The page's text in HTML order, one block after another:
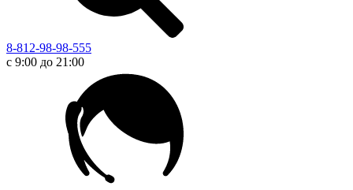
8-812-98-98-555
с 9:00 до 21:00